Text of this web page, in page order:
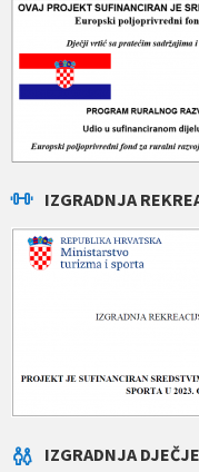
IZGRADNJA
IZGRADNJA